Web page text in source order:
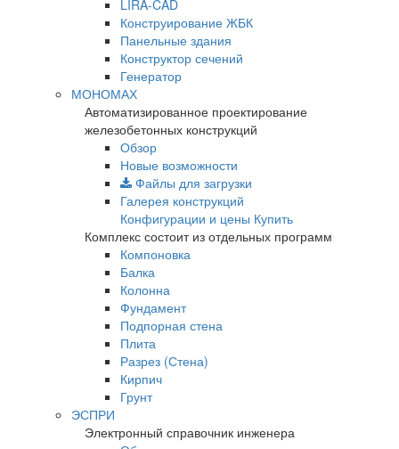
LIRA-CAD
Конструирование ЖБК
Панельные здания
Конструктор сечений
Генератор
МОНОМАХ
Автоматизированное проектирование
железобетонных конструкций
Обзор
Новые возможности
Файлы для загрузки
Галерея конструкций
Конфигурации и цены Купить
Комплекс состоит из отдельных программ
Компоновка
Балка
Колонна
Фундамент
Подпорная стена
Плита
Разрез (Стена)
Кирпич
Грунт
ЭСПРИ
Электронный справочник инженера